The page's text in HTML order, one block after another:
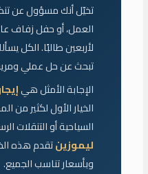
تخيّل أنك مسؤول عن
العمل، أو حفل زفاف
لأربعين طالبًا. الكل
تبحث عن حل عملي
الإجابة الأمثل هي
الخيار الأول لكثير من
السياحية أو التنقلات
ليموزينتقدم هذه
وبأسعار تناسب الجميع.